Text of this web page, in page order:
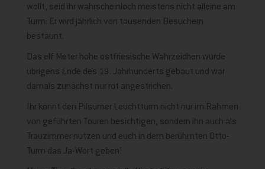
wollt, seid ihr wahrscheinloch meistens nicht alleine am
Turm: Er wird jährlich von tausenden Besuchern
bestaunt.
Das elf Meter hohe ostfriesische Wahrzeichen wurde
übrigens Ende des 19. Jahrhunderts gebaut und war
damals zunächst nur rot angestrichen.
Ihr könnt den Pilsumer Leuchtturm nicht nur im Rahmen
von geführten Touren besichtigen, sondern ihn auch als
Trauzimmer nutzen und euch in dem berühmten Otto-
Turm das Ja-Wort geben!